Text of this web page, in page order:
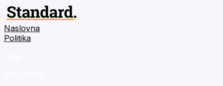
Naslovna
Politika